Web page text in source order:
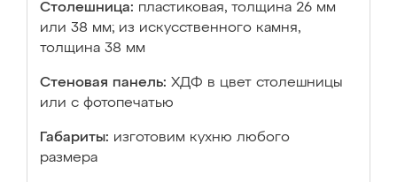
Столешница: пластиковая, толщина 26 мм
или 38 мм; из искусственного камня,
толщина 38 мм
Стеновая панель: ХДФ в цвет столешницы
или с фотопечатью
Габариты: изготовим кухню любого
размера